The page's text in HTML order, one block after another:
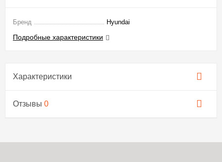
Бренд Hyundai
Подробные характеристики
Характеристики
Отзывы 0